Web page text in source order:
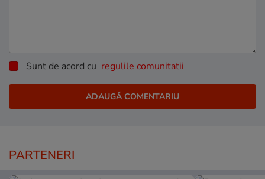
Sunt de acord cu regulile comunitatii
PARTENERI